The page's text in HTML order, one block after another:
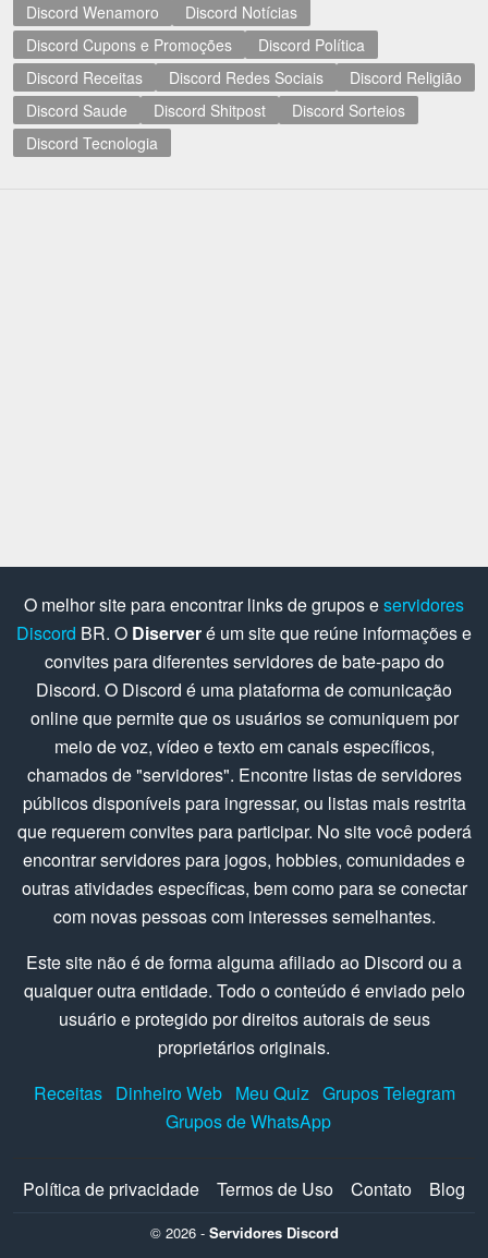
Discord Wenamoro
Discord Notícias
Discord Cupons e Promoções
Discord Política
Discord Receitas
Discord Redes Sociais
Discord Religião
Discord Saude
Discord Shitpost
Discord Sorteios
Discord Tecnologia
O melhor site para encontrar links de grupos eservidores
Discord BR. O Diserveré um site que reúne informações e
convites para diferentes servidores de bate-papo do
Discord. O Discord é uma plataforma de comunicação
online que permite que os usuários se comuniquem por
meio de voz, vídeo e texto em canais específicos,
chamados de "servidores". Encontre listas de servidores
públicos disponíveis para ingressar, ou listas mais restrita
que requerem convites para participar. No site você poderá
encontrar servidores para jogos, hobbies, comunidades e
outras atividades específicas, bem como para se conectar
com novas pessoas com interesses semelhantes.
Este site não é de forma alguma afiliado ao Discord ou a
qualquer outra entidade. Todo o conteúdo é enviado pelo
usuário e protegido por direitos autorais de seus
proprietários originais.
Receitas Dinheiro Web Meu Quiz Grupos Telegram
Grupos de WhatsApp
Política de privacidade Termos de Uso Contato Blog
© 2026 - Servidores Discord